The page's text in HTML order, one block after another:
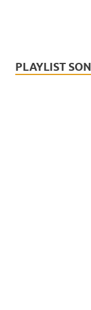
PLAYLIST